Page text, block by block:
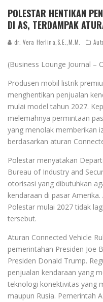
POLESTAR HENTIKAN
DI AS, TERDAMPAK
dr. Vera Herlina,S.E.,M.M.
(Business Lounge Journal –
Produsen mobil listrik
menghentikan penjualan
mulai model tahun 2027.
melemahnya permintaan
yang menolak memberikan
berdasarkan aturan
Polestar menyatakan
Bureau of Industry and
otorisasi yang dibutuhkan
kendaraan di pasar
Polestar mulai 2027 tidak
tersebut.
Aturan Connected Vehicle
pemerintahan Presiden Joe
Presiden Donald Trump.
penjualan kendaraan yang
teknologi konektivitas yang
maupun Rusia. Pemerintah